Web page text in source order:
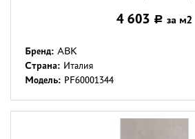
4 603 Р за м2
Бренд: ABK
Страна: Италия
Модель: PF60001344